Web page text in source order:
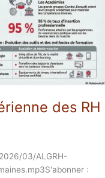
des RH
03/ALGRH-
: